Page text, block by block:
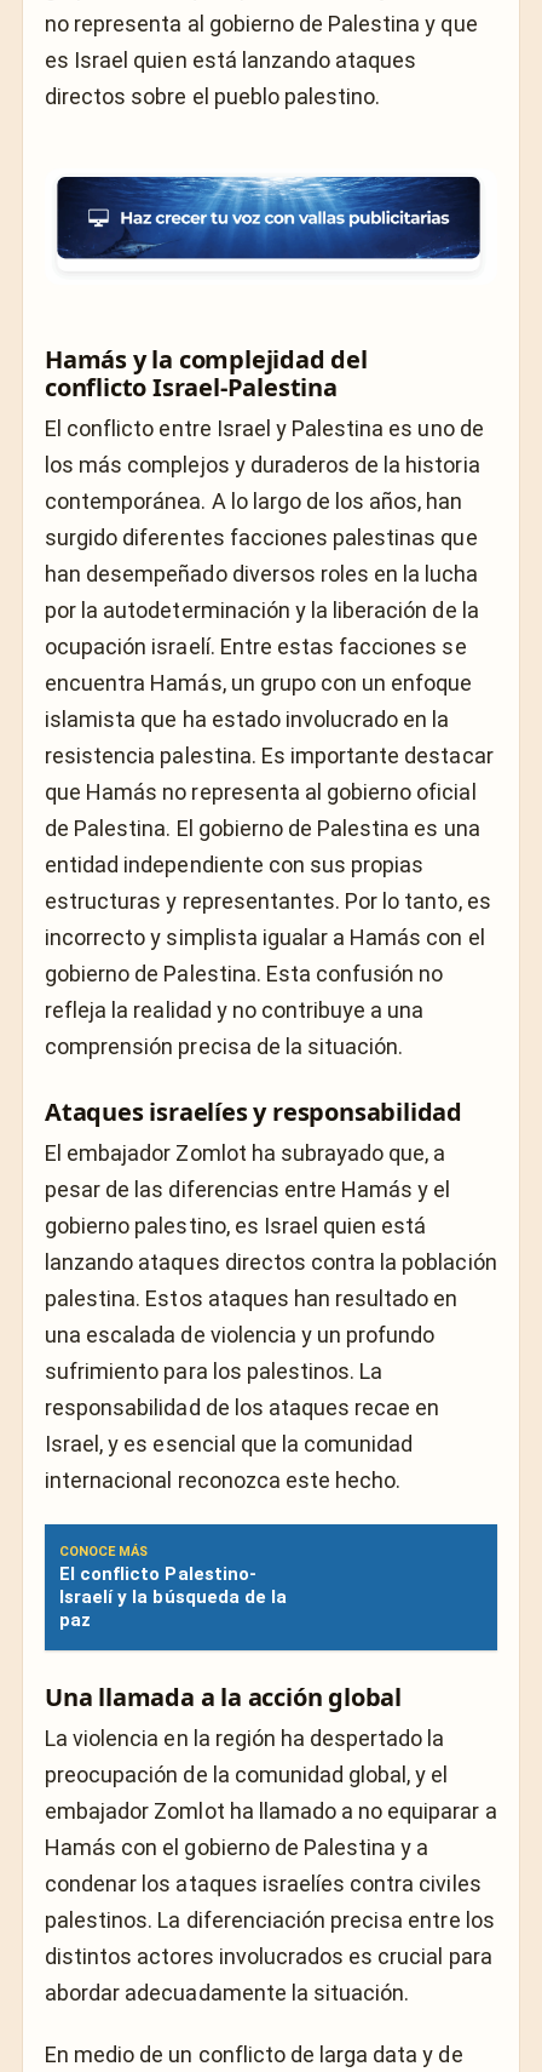
no representa al gobierno de Palestina y que
es Israel quien está lanzando ataques
directos sobre el pueblo palestino.
Hamás y la complejidad del
conflicto Israel-Palestina
El conflicto entre Israel y Palestina es uno de
los más complejos y duraderos de la historia
contemporánea. A lo largo de los años, han
surgido diferentes facciones palestinas que
han desempeñado diversos roles en la lucha
por la autodeterminación y la liberación de la
ocupación israelí. Entre estas facciones se
encuentra Hamás, un grupo con un enfoque
islamista que ha estado involucrado en la
resistencia palestina. Es importante destacar
que Hamás no representa al gobierno oficial
de Palestina. El gobierno de Palestina es una
entidad independiente con sus propias
estructuras y representantes. Por lo tanto, es
incorrecto y simplista igualar a Hamás con el
gobierno de Palestina. Esta confusión no
refleja la realidad y no contribuye a una
comprensión precisa de la situación.
Ataques israelíes y responsabilidad
El embajador Zomlot ha subrayado que, a
pesar de las diferencias entre Hamás y el
gobierno palestino, es Israel quien está
lanzando ataques directos contra la población
palestina. Estos ataques han resultado en
una escalada de violencia y un profundo
sufrimiento para los palestinos. La
responsabilidad de los ataques recae en
Israel, y es esencial que la comunidad
internacional reconozca este hecho.
CONOCE MÁS
El conflicto Palestino-
Israelí y la búsqueda de la
paz
Una llamada a la acción global
La violencia en la región ha despertado la
preocupación de la comunidad global, y el
embajador Zomlot ha llamado a no equiparar a
Hamás con el gobierno de Palestina y a
condenar los ataques israelíes contra civiles
palestinos. La diferenciación precisa entre los
distintos actores involucrados es crucial para
abordar adecuadamente la situación.
En medio de un conflicto de larga data y de